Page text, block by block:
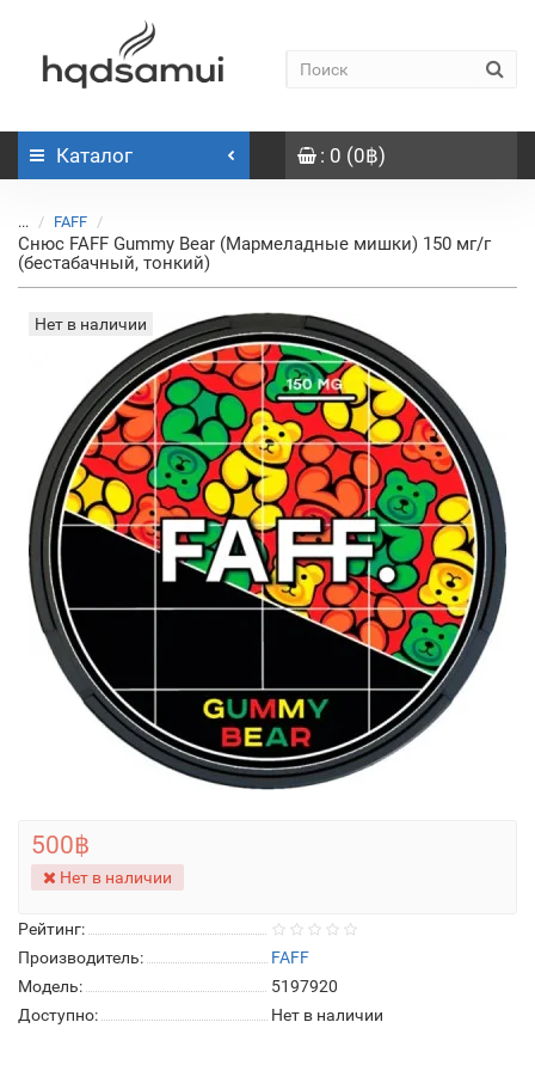
Каталог : 0 (0฿)
... FAFF
Снюс FAFF Gummy Bear (Мармеладные мишки) 150 мг/г
(бестабачный, тонкий)
Нет в наличии
Рейтинг:
Производитель:
FAFF
Модель:
5197920
Доступно:
Нет в наличии
500฿
Нет в наличии